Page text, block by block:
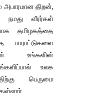
திறன்,
நமது வீரர்கள்
தமிழகத்தை
பாராட்டுகளை
உங்களின்
உலக
பெருமை